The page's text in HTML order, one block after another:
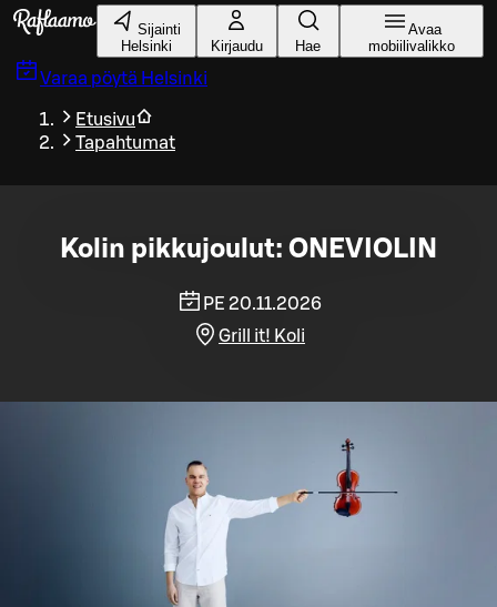
Siirry pääsisältöön
Sijainti
Helsinki
Kirjaudu Hae
Avaa
mobiilivalikko
Varaa pöytä Helsinki
Etusivu
Tapahtumat
Kolin pikkujoulut: ONEVIOLIN
PE 20.11.2026
Grill it! Koli